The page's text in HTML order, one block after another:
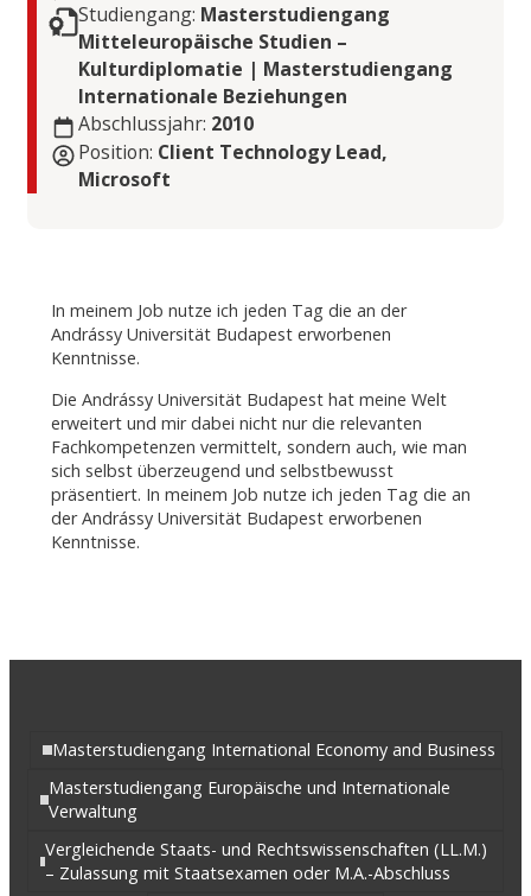
Studiengang: Masterstudiengang
Mitteleuropäische Studien –
Kulturdiplomatie | Masterstudiengang
Internationale Beziehungen
Abschlussjahr: 2010
Position: Client Technology Lead,
Microsoft
In meinem Job nutze ich jeden Tag die an der
Andrássy Universität Budapest erworbenen
Kenntnisse.
Die Andrássy Universität Budapest hat meine Welt
erweitert und mir dabei nicht nur die relevanten
Fachkompetenzen vermittelt, sondern auch, wie man
sich selbst überzeugend und selbstbewusst
präsentiert. In meinem Job nutze ich jeden Tag die an
der Andrássy Universität Budapest erworbenen
Kenntnisse.
Masterstudiengang International Economy and Business
Masterstudiengang Europäische und Internationale
Verwaltung
Vergleichende Staats- und Rechtswissenschaften (LL.M.)
– Zulassung mit Staatsexamen oder M.A.-Abschluss